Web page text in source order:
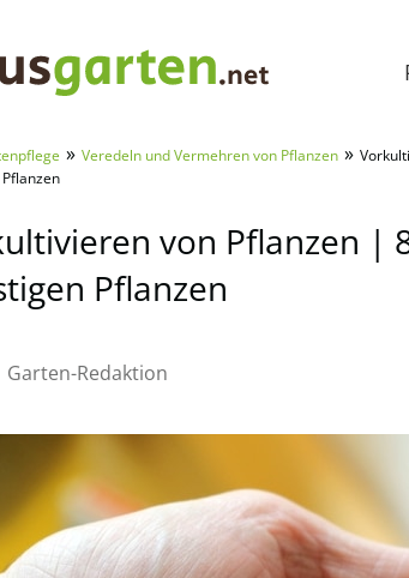
» Veredeln und Vermehren von Pflanzen »
von Pflanzen |
Pflanzen
Garten-Redaktion